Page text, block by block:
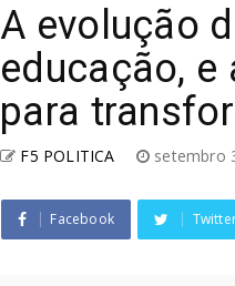
A evolução
educação, e
para
F5 POLITICA setembro
Facebook